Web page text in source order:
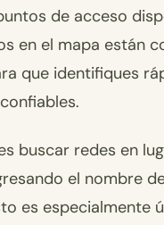
de acceso
en el mapa están
que identifiques
buscar redes en
el nombre
es especialmente